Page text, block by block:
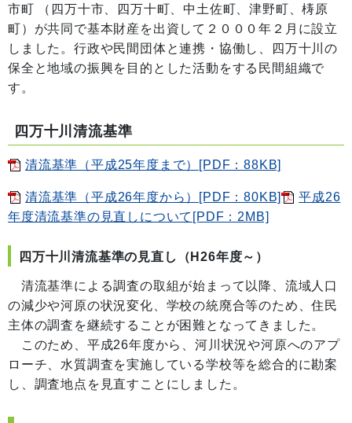
市町 （四万十市、四万十町、中土佐町、津野町、梼原
町）が共同で基本財産を出資して２０００年２月に設立
しました。行政や民間団体と連携・協働し、四万十川の
保全と地域の振興を目的とした活動をする民間組織で
す。
四万十川清流基準
清流基準（平成25年度まで）[PDF：88KB]
清流基準（平成26年度から）[PDF：80KB]
平成26
年度清流基準の見直しについて[PDF：2MB]
四万十川清流基準の見直し（H26年度～）
清流基準による調査の取組が始まって以降、流域人口
の減少や河原の状況変化、学校の統廃合等のため、住民
主体の調査を継続することが困難となってきました。
このため、平成26年度から、河川状況や河原へのアプ
ローチ、水質調査を実施している学校等を総合的に勘案
し、調査地点を見直すことにしました。